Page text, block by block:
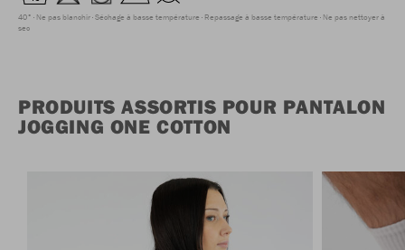
40° Ne pas blanchir Séchage à basse température Repassage à basse température Ne pas nettoyer à
sec
PRODUITS ASSORTIS POUR PANTALON
JOGGING ONE COTTON